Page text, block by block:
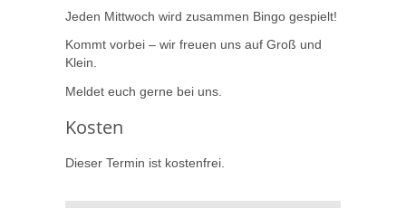
Jeden Mittwoch wird zusammen Bingo gespielt!
Kommt vorbei – wir freuen uns auf Groß und
Klein.
Meldet euch gerne bei uns.
Kosten
Dieser Termin ist kostenfrei.